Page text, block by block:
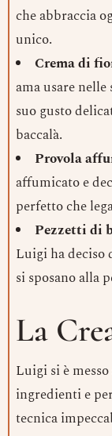
che abbraccia
unico.
Crema di
ama usare
suo gusto
baccalà.
Provola
affumicato e
perfetto che
Pezzetti di
Luigi ha deciso
si sposano alla
La
Luigi si è
ingredienti e
tecnica